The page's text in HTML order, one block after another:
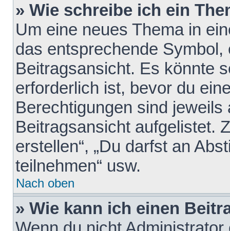
» Wie schreibe ich ein
Um eine neues Thema in
das entsprechende
Beitragsansicht. Es könnte
erforderlich ist, bevor du
Berechtigungen sind
Beitragsansicht aufgelistet.
erstellen“, „Du darfst an
teilnehmen“ usw.
Nach oben
» Wie kann ich einen